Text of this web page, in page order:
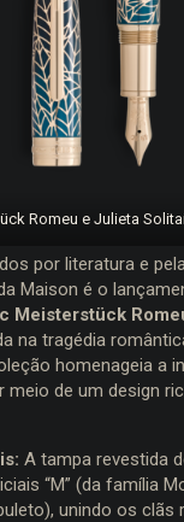
Romeu e Julieta
por literatura e
Maison é o
Meisterstück
na tragédia
homenageia a
meio de um design
A tampa revestida
“M” (da família
unindo os clãs